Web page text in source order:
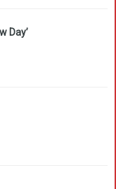
Day’